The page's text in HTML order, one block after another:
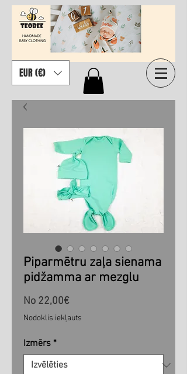
EUR (€)
Piparmētru zaļa sienama
pidžamma ar mezglu
No 22,00€Izpārdošanas
cena
Nodoklis iekļauts
Izmērs *